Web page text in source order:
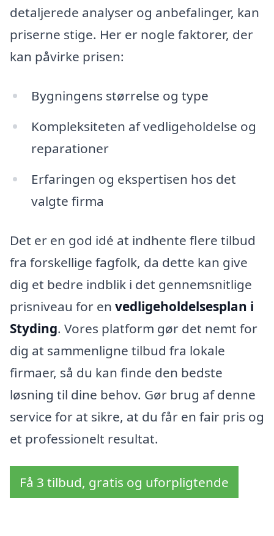
detaljerede analyser og anbefalinger, kan
priserne stige. Her er nogle faktorer, der
kan påvirke prisen:
Bygningens størrelse og type
Kompleksiteten af vedligeholdelse og
reparationer
Erfaringen og ekspertisen hos det
valgte firma
Det er en god idé at indhente flere tilbud
fra forskellige fagfolk, da dette kan give
dig et bedre indblik i det gennemsnitlige
prisniveau for en vedligeholdelsesplan i
Styding. Vores platform gør det nemt for
dig at sammenligne tilbud fra lokale
firmaer, så du kan finde den bedste
løsning til dine behov. Gør brug af denne
service for at sikre, at du får en fair pris og
et professionelt resultat.
Få 3 tilbud, gratis og uforpligtende